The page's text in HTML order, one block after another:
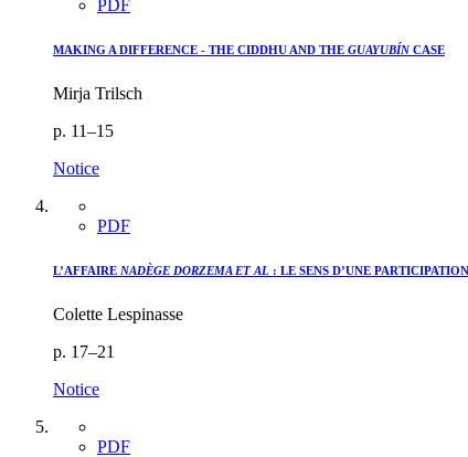
PDF
MAKING A DIFFERENCE - THE CIDDHU AND THE GUAYUBÍNCASE
Mirja Trilsch
p. 11–15
Notice
PDF
L’AFFAIRE NADÈGE DORZEMA ET AL : LE SENS D’UNE
Colette Lespinasse
p. 17–21
Notice
PDF